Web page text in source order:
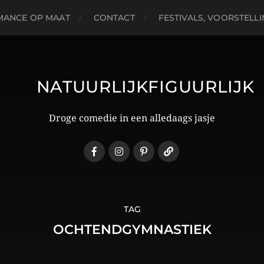
OP MAAT CONTACT FESTIVALS,
NATUURLIJKFIGUURLIJK
Droge comedie in een alledaags jasje
TAG
OCHTENDGYMNASTIEK